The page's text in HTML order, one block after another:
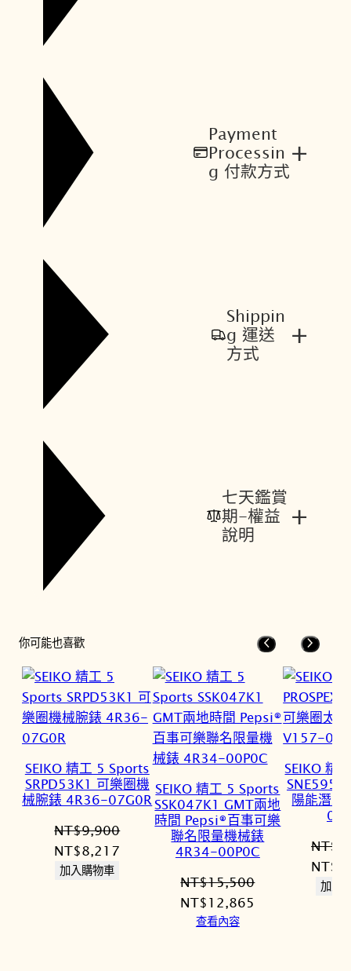
Payment
Processin
g 付款方式
+
Shippin
g 運送
方式
+
七天鑑賞
期-權益
說明
+
你可能也喜歡
SEIKO 精工 5 Sports
SRPD53K1 可樂圈機
械腕錶 4R36-07G0R
NT$9,900
原
始
NT$8,217
NT$8,217。
加入購物車
SEIKO 精工 5 Sports
SSK047K1 GMT兩地
時間 Pepsi®百事可樂
聯名限量機械錶
4R34-00P0C
NT$15,500
原
NT$12,865
查看內容
SEIKO 精
陽能潛
NT$
原
始
NT$
加入